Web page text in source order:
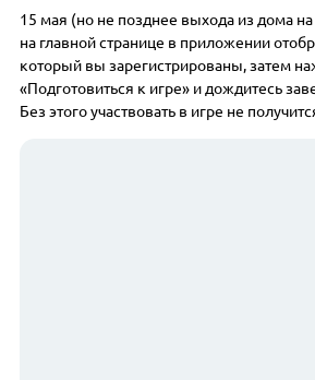
15 мая (но не позднее выхода из дома на
на главной странице в приложении
который вы зарегистрированы, затем
«Подготовиться к игре» и дождитесь
Без этого участвовать в игре не